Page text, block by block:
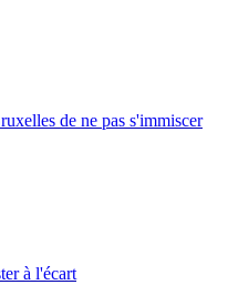
de ne pas s'immiscer
à l'écart